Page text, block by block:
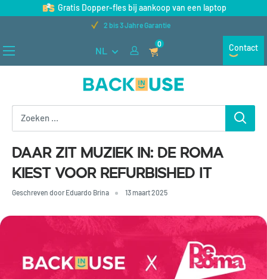
Gratis Dopper-fles bij aankoop van een laptop
2 bis 3 Jahre Garantie
Back
in
NL
0 Contact
Daar zit muziek in: De Roma
kiest voor refurbished IT
Geschreven door Eduardo Brina 13 maart 2025